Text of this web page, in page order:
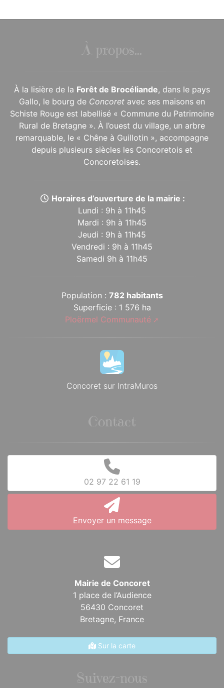
À propos...
À la lisière de la Forêt de Brocéliande, dans le pays
Gallo, le bourg de Concoret avec ses maisons en
Schiste Rouge est labellisé « Commune du Patrimoine
Rural de Bretagne ». À l’ouest du village, un arbre
remarquable, le « Chêne à Guillotin », accompagne
depuis plusieurs siècles les Concoretois et
Concoretoises.
Horaires d’ouverture de la mairie :
Lundi : 9h à 11h45
Mardi : 9h à 11h45
Jeudi : 9h à 11h45
Vendredi : 9h à 11h45
Samedi 9h à 11h45
Population : 782 habitants
Superficie : 1 576 ha
Ploërmel Communauté
Concoret sur IntraMuros
Contact
02 97 22 61 19
Envoyer un message
Mairie de Concoret
1 place de l’Audience
56430 Concoret
Bretagne, France
Sur la carte
Suivez-nous